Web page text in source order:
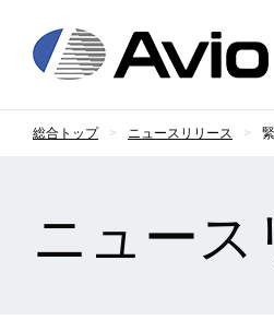
総合トップ ニュースリリース
ニュース